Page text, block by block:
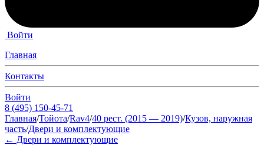
Войти
Главная
Контакты
Войти
8 (495) 150-45-71
Главная/Тойота/Rav4/40 рест. (2015 — 2019)/Кузов, наружная
часть/Двери и комплектующие
← Двери и комплектующие